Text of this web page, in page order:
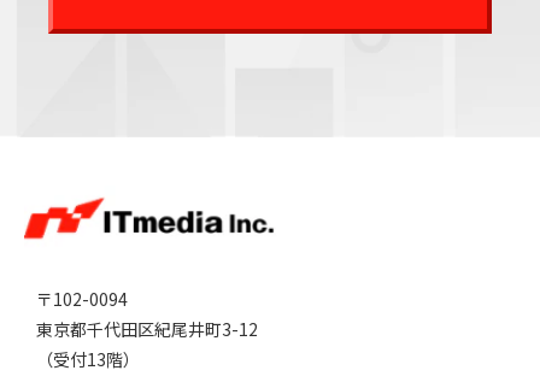
〒102-0094
東京都千代田区紀尾井町3-12
（受付13階）